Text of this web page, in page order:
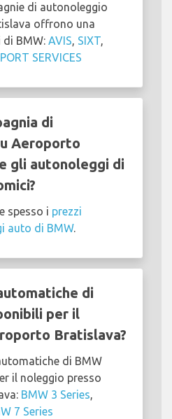
di autonoleggio
offrono una
BMW: AVIS, SIXT,
SERVICES
di
Aeroporto
gli autonoleggi di
spesso i prezzi
auto di BMW.
di
per il
Bratislava?
di BMW
il noleggio presso
BMW 3 Series,
7 Series